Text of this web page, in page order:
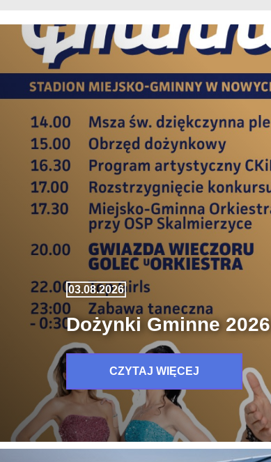
03.08.2026
Dożynki Gminne 2026
CZYTAJ WIĘCEJ